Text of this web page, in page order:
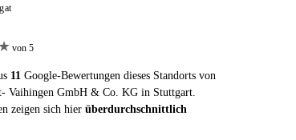
von 5
11Google-Bewertungen dieses Standorts von
Vaihingen GmbH & Co. KG in Stuttgart.
zeigen sich hier überdurchschnittlich